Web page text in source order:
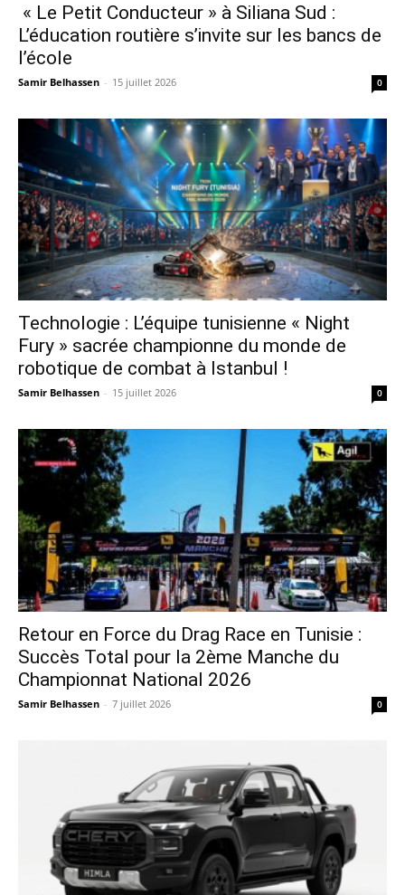
« Le Petit Conducteur » à Siliana Sud :
L’éducation routière s’invite sur les bancs de
l’école
Samir Belhassen - 15 juillet 2026 0
Technologie : L’équipe tunisienne « Night
Fury » sacrée championne du monde de
robotique de combat à Istanbul !
Samir Belhassen - 15 juillet 2026 0
Retour en Force du Drag Race en Tunisie :
Succès Total pour la 2ème Manche du
Championnat National 2026
Samir Belhassen - 7 juillet 2026 0